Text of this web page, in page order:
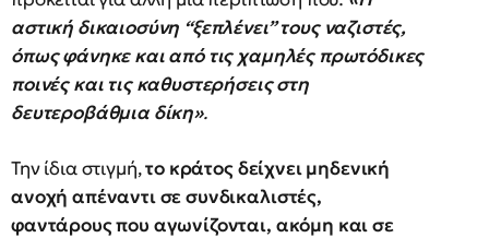
αστική δικαιοσύνη “ξεπλένει” τους ναζιστές,
όπως φάνηκε και από τις χαμηλές πρωτόδικες
ποινές και τις καθυστερήσεις στη
δευτεροβάθμια δίκη».
Την ίδια στιγμή,το κράτος δείχνει μηδενική
ανοχή απέναντι σε συνδικαλιστές,
φαντάρους που αγωνίζονται, ακόμη και σε